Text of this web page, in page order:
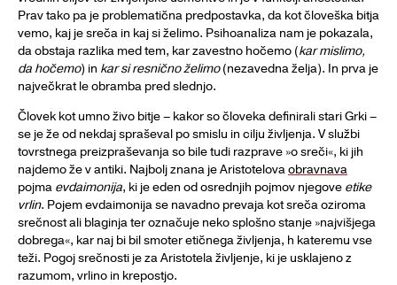
Prav tako pa je problematična predpostavka, da kot človeška bitja
vemo, kaj je sreča in kaj si želimo. Psihoanaliza nam je pokazala,
da obstaja razlika med tem, kar zavestno hočemo (kar mislimo,
da hočemo) in kar si resnično želimo(nezavedna želja). In prva je
največkrat le obramba pred slednjo.
Človek kot umno živo bitje – kakor so človeka definirali stari Grki –
se je že od nekdaj spraševal po smislu in cilju življenja. V službi
tovrstnega preizpraševanja so bile tudi razprave »o sreči«, ki jih
najdemo že v antiki. Najbolj znana je Aristotelovaobravnava
pojma evdaimonija, ki je eden od osrednjih pojmov njegove etike
vrlin. Pojem evdaimonija se navadno prevaja kot sreča oziroma
srečnost ali blaginja ter označuje neko splošno stanje »najvišjega
dobrega«, kar naj bi bil smoter etičnega življenja, h kateremu vse
teži. Pogoj srečnosti je za Aristotela življenje, ki je usklajeno z
razumom, vrlino in krepostjo.